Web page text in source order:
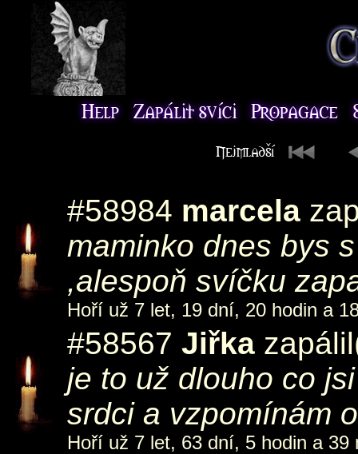
#58984 marcela
maminko dnes bys
,alespoň svíčku
Hoří už 7 let, 19 dní, 20 hodin a
#58567 Jiřka
je to už dlouho co
srdci a vzpomínám
Hoří už 7 let, 63 dní, 5 hodin a 39